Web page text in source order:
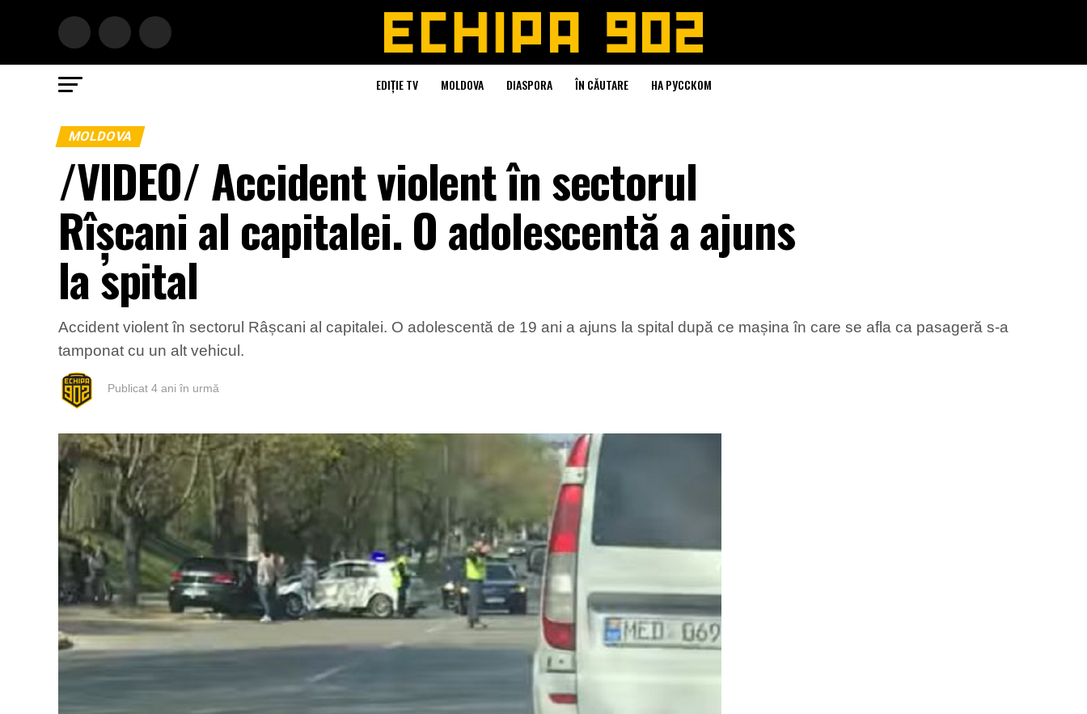
EDIȚIE TV MOLDOVA DIASPORA ÎN CĂUTARE НА РУССКОМ
MOLDOVA
/VIDEO/ Accident violent în sectorul
Rîșcani al capitalei. O adolescentă a ajuns
la spital
Accident violent în sectorul Râșcani al capitalei. O adolescentă de 19 ani a ajuns la spital după ce mașina în care se afla ca pasageră s-a
tamponat cu un alt vehicul.
Publicat 4 ani în urmă